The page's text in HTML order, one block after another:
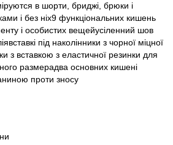
в шорти, бриджі, брюки і
і без ніх9 функціональних кишень
і особистих вещейусіленний шов
під наколінники з чорної міцної
з вставкою з еластичної резинки для
размерадва основних кишені
проти зносу